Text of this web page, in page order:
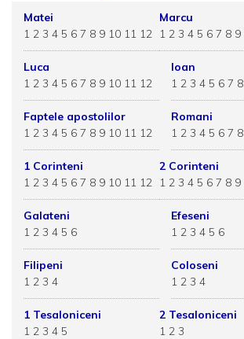
Matei
1 2 3 4 5 6 7 8 9 10 11 12
Marcu
1 2 3 4 5 6 7 8 9
Luca
1 2 3 4 5 6 7 8 9 10 11 12
Ioan
1 2 3 4 5 6 7 8
Faptele apostolilor
1 2 3 4 5 6 7 8 9 10 11 12
Romani
1 2 3 4 5 6 7 8
1 Corinteni
1 2 3 4 5 6 7 8 9 10 11 12
2 Corinteni
1 2 3 4 5 6 7 8 9
Galateni
1 2 3 4 5 6
Efeseni
1 2 3 4 5 6
Filipeni
1 2 3 4
Coloseni
1 2 3 4
1 Tesaloniceni
1 2 3 4 5
2 Tesaloniceni
1 2 3